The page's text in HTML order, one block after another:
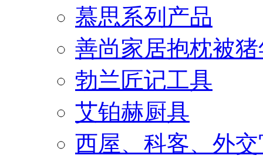
慕思系列产品
善尚家居抱枕被
勃兰匠记工具
艾铂赫厨具
西屋、科客、外